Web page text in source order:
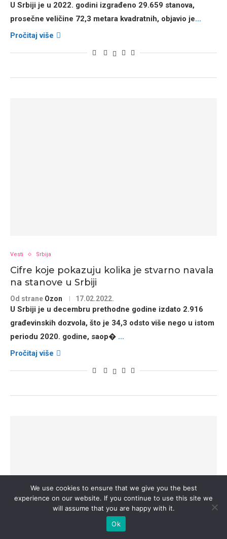
U Srbiji je u 2022. godini izgrađeno 29.659 stanova,
prosečne veličine 72,3 metara kvadratnih, objavio je...
Pročitaj više
Vesti Srbija
Cifre koje pokazuju kolika je stvarno navala
na stanove u Srbiji
Od strane Ozon 17.02.2022.
U Srbiji je u decembru prethodne godine izdato 2.916
građevinskih dozvola, što je 34,3 odsto više nego u istom
periodu 2020. godine, saop� ...
Pročitaj više
We use cookies to ensure that we give you the best
experience on our website. If you continue to use this site we
will assume that you are happy with it.
Ok